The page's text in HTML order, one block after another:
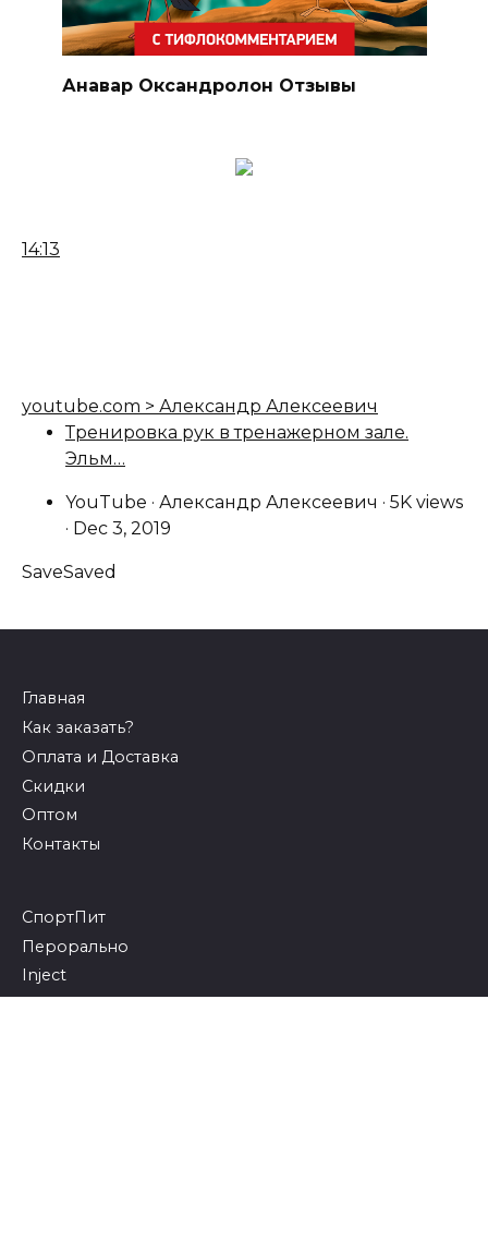
Анавар Оксандролон Отзывы
14:13
youtube.com > Александр Алексеевич
Тренировка рук в тренажерном зале.
Эльм…
YouTube · Александр Алексеевич · 5K views
· Dec 3, 2019
SaveSaved
Главная
Как заказать?
Оплата и Доставка
Скидки
Оптом
Контакты
СпортПит
Перорально
Inject